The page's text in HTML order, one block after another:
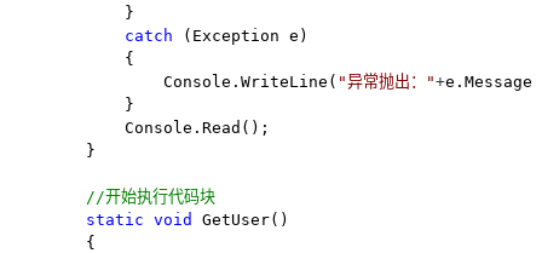
            }
catch (Exception e)
            {
                Console.WriteLine(
"异常抛出： "+
            }
            Console.Read();
        }
//开始执行代码块
static void
GetUser()
        {